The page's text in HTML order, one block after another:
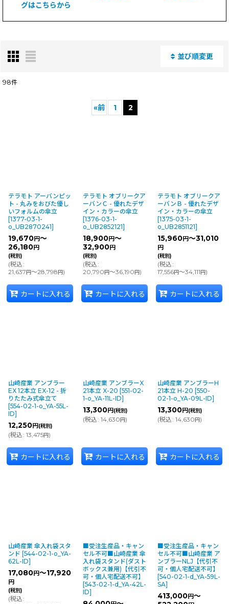
グはこちらから
並び順変更
98件
«前 1 2
テラモト アーバンピッ
ト - 丸みをおびた優し
いフォルムの傘立
[1377-03-1-
o_UB2870241]
19,670円～
26,180円
(税別)
(税込:
21,637円～28,798円)
カートに入れる
テラモト オブリークア
ーバンＣ - 優れたデザ
イン・カラーの傘立
[1376-03-1-
o_UB2852121]
18,900円～
32,900円
(税別)
(税込:
20,790円～36,190円)
カートに入れる
テラモト オブリークア
ーバンＢ - 優れたデザ
イン・カラーの傘立
[1375-03-1-
o_UB2851121]
15,960円～31,010
円
(税別)
(税込:
17,556円～34,111円)
カートに入れる
山崎産業 アンブラー
EX 12本立 EX-12 - 折
りたたみ式傘立て
[554-02-1-o_YA-55L-
ID]
12,250円 (税別)
(税込: 13,475円)
カートに入れる
山崎産業 アンブラーX
21本立 X-20 [551-02-
1-o_YA-11L-ID]
13,300円 (税別)
(税込: 14,630円)
カートに入れる
山崎産業 アンブラーH
21本立 H-20 [550-
02-1-o_YA-09L-ID]
13,300円 (税別)
(税込: 14,630円)
カートに入れる
山崎産業 傘入れ袋スタ
ンド [544-02-1-o_YA-
62L-ID]
17,080円～17,920
円
(税別)
(税込:
■受注生産品・キャン
セル不可■山崎産業 傘
入れ袋スタンド(ダスト
ボックス兼用)【代引不
可・個人宅配送不可】
[543-02-1-d_YA-42L-
ID]
■受注生産品・キャン
セル不可■山崎産業 ア
ンブラーNLJ【代引不
可・個人宅配送不可】
[540-02-1-d_YA-59L-
SA]
413,000円～